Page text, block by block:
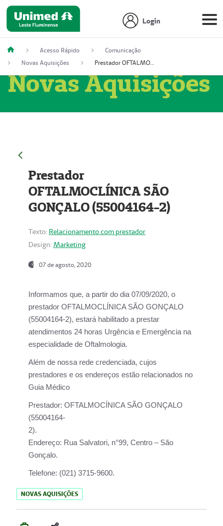
Login
Acesso Rápido
Comunicação
Novas Aquisições
Prestador OFTALMOCLÍNICA SÃO GONÇALO (55004164-2)
Novas Aquisições
Prestador
OFTALMOCLÍNICA SÃO
GONÇALO (55004164-2)
Texto: Relacionamento com prestador
Design: Marketing
07 de agosto, 2020
Informamos que, a partir do dia 07/09/2020, o
prestador OFTALMOCLÍNICA SÃO GONÇALO
(55004164-2), estará habilitado a prestar
atendimentos 24 horas Urgência e Emergência na
especialidade de Oftalmologia.
Além de nossa rede credenciada, cujos
prestadores e os endereços estão relacionados no
Guia Médico
Prestador: OFTALMOCÍNICA SÃO GONÇALO
(55004164-
2).
Endereço: Rua Salvatori, n°99, Centro – São
Gonçalo.
Telefone: (021) 3715-9600.
NOVAS AQUISIÇÕES